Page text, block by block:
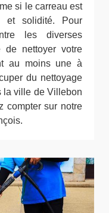
si le carreau est
et solidité. Pour
les diverses
de nettoyer votre
au moins une à
du nettoyage
la ville de Villebon
compter sur notre